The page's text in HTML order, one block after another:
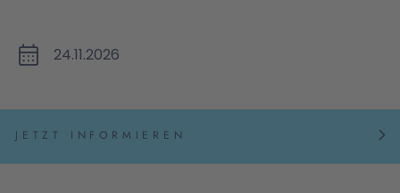
24.11.2026
JETZT INFORMIEREN